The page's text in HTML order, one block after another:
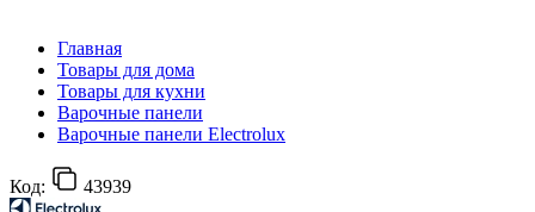
Главная
Товары для дома
Товары для кухни
Варочные панели
Варочные панели Electrolux
Код: 43939